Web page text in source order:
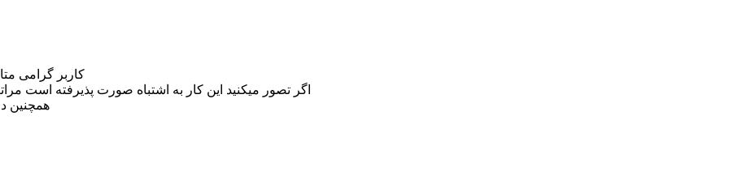
کاربر گرامی
اگر تصور میکنید این کار به اشتباه صورت پذیرفته است مراتب این مسئله را
همچنین